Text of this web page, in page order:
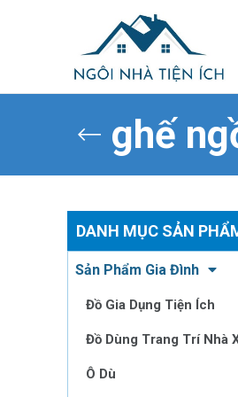
ghế
DANH MỤC SẢN
Sản Phẩm Gia Đình
Đồ Gia Dụng Tiện Ích
Đồ Dùng Trang Trí Nhà
Ô Dù